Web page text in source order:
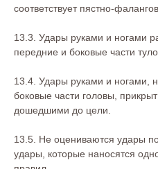
соответствует пястно-
13.3. Удары руками и ногами
передние и боковые части
13.4. Удары руками и ногами,
боковые части головы,
дошедшими до цели.
13.5. Не оцениваются удары
удары, которые наносятся